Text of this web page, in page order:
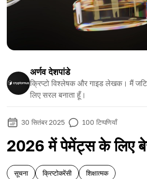
अर्णव देशपांडे
क्रिप्टो विश्लेषक और गाइड लेखक। मैं
लिए सरल बनाता हूँ।
30 सितंबर 2025 100 टिप्पणियाँ
2026 में पेमेंट्स के लिए
सूचना क्रिप्टोकरेंसी शिक्षात्मक